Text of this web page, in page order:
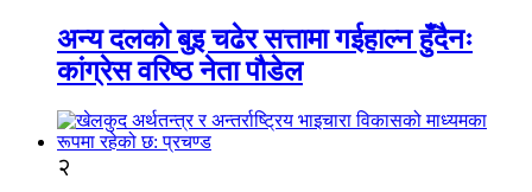
अन्य दलको बुइ चढेर सत्तामा गईहाल्न हुँदैनः
कांग्रेस वरिष्ठ नेता पौडेल
२